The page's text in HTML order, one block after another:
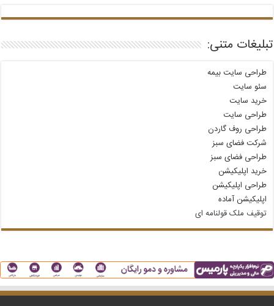
تبلیغات متنی:
طراحی سایت بیمه
سئو سایت
خرید سایت
طراحی سایت
طراحی روف گاردن
شرکت فضای سبز
طراحی فضای سبز
خرید اپلیکیشن
طراحی اپلیکیشن
اپلیکیشن آماده
توقیف ملک قولنامه‌ ای